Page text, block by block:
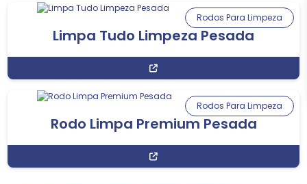
Limpa Tudo Limpeza Pesada
Rodos Para Limpeza
Rodo Limpa Premium Pesada
Rodos Para Limpeza